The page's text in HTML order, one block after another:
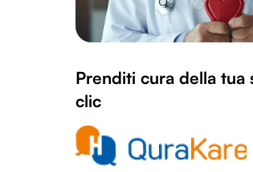
Prenditi cura della tua
clic